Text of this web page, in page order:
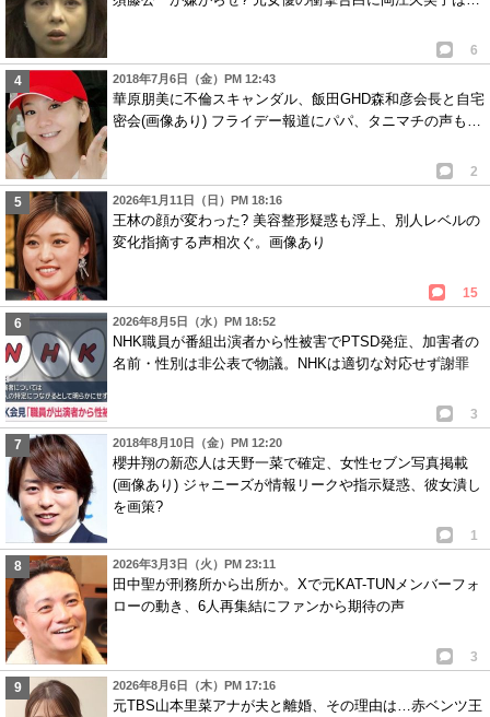
6
2018年7月6日（金）PM 12:43
華原朋美に不倫スキャンダル、飯田GHD森和彦会長と自宅
密会(画像あり) フライデー報道にパパ、タニマチの声も…
2
2026年1月11日（日）PM 18:16
王林の顔が変わった? 美容整形疑惑も浮上、別人レベルの
変化指摘する声相次ぐ。画像あり
15
2026年8月5日（水）PM 18:52
NHK職員が番組出演者から性被害でPTSD発症、加害者の
名前・性別は非公表で物議。NHKは適切な対応せず謝罪
3
2018年8月10日（金）PM 12:20
櫻井翔の新恋人は天野一菜で確定、女性セブン写真掲載
(画像あり) ジャニーズが情報リークや指示疑惑、彼女潰し
を画策?
1
2026年3月3日（火）PM 23:11
田中聖が刑務所から出所か。Xで元KAT-TUNメンバーフォ
ローの動き、6人再集結にファンから期待の声
3
2026年8月6日（木）PM 17:16
元TBS山本里菜アナが夫と離婚、その理由は…赤ベンツ王